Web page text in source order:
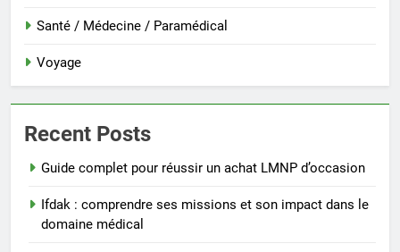
Santé / Médecine / Paramédical
Voyage
Recent Posts
Guide complet pour réussir un achat LMNP d’occasion
Ifdak : comprendre ses missions et son impact dans le
domaine médical